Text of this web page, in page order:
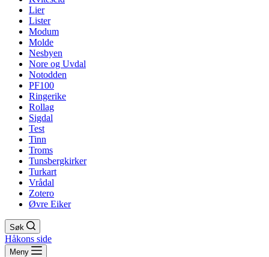
Lier
Lister
Modum
Molde
Nesbyen
Nore og Uvdal
Notodden
PF100
Ringerike
Rollag
Sigdal
Test
Tinn
Troms
Tunsbergkirker
Turkart
Vrådal
Zotero
Øvre Eiker
Søk
Håkons side
Meny